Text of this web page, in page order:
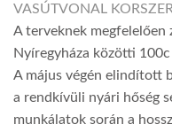
VASÚTVONAL
A terveknek megfelelően
Nyíregyháza közötti
A május végén elindított
a rendkívüli nyári hőség
munkálatok során a